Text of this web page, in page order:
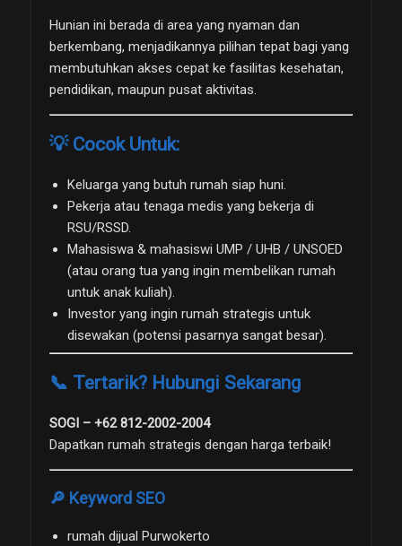
Hunian ini berada di area yang nyaman dan
berkembang, menjadikannya pilihan tepat bagi yang
membutuhkan akses cepat ke fasilitas kesehatan,
pendidikan, maupun pusat aktivitas.
💡 Cocok Untuk:
Keluarga yang butuh rumah siap huni.
Pekerja atau tenaga medis yang bekerja di
RSU/RSSD.
Mahasiswa & mahasiswi UMP / UHB / UNSOED
(atau orang tua yang ingin membelikan rumah
untuk anak kuliah).
Investor yang ingin rumah strategis untuk
disewakan (potensi pasarnya sangat besar).
📞 Tertarik? Hubungi Sekarang
SOGI – +62 812-2002-2004
Dapatkan rumah strategis dengan harga terbaik!
🔎 Keyword SEO
rumah dijual Purwokerto